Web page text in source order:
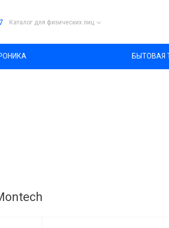
Каталог для физических лиц
БЫТОВАЯ